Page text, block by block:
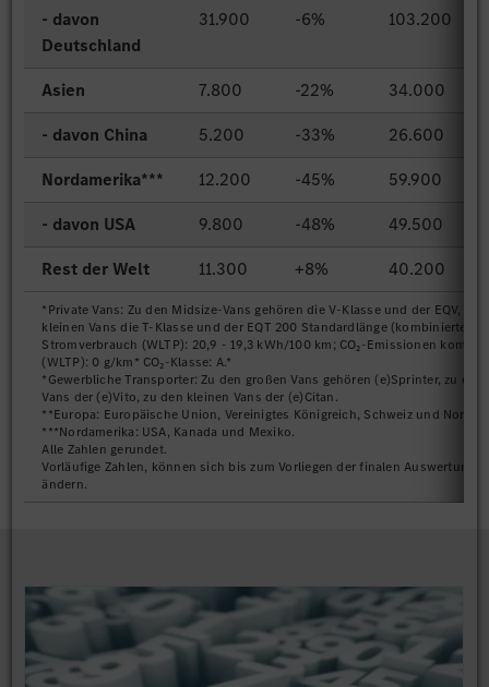
- davon
Deutschland
31.900 -6% 103.200
Asien 7.800 -22%
34.000
- davon China
5.200 -33%
26.600
Nordamerika***
12.200 -45%
59.900
- davon USA
9.800 -48%
49.500
Rest der Welt
11.300 +8% 40.200
*Private Vans: Zu den Midsize-Vans gehören die V-Klasse und der EQV, zu
kleinen Vans die T-Klasse und der EQT 200 Standardlänge (kombinierter
Stromverbrauch (WLTP): 20,9 - 19,3 kWh/100 km; CO₂-Emissionen
(WLTP): 0 g/km* CO₂-Klasse: A.*
*Gewerbliche Transporter: Zu den großen Vans gehören (e)Sprinter, zu den
Vans der (e)Vito, zu den kleinen Vans der (e)Citan.
**Europa: Europäische Union, Vereinigtes Königreich, Schweiz und
***Nordamerika: USA, Kanada und Mexiko.
Alle Zahlen gerundet.
Vorläufige Zahlen, können sich bis zum Vorliegen der finalen Auswertung
ändern.